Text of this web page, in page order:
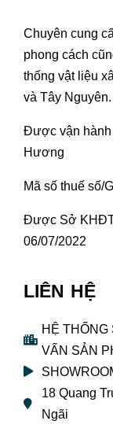
Chuyên cung
phong cách
thống vật liệu
và Tây Nguyên.
Được vận hành
Hương
Mã số thuế số/
Được Sở KHĐT
06/07/2022
LIÊN HỆ
HỆ
VẤN SẢN
18 Quang
Ngãi